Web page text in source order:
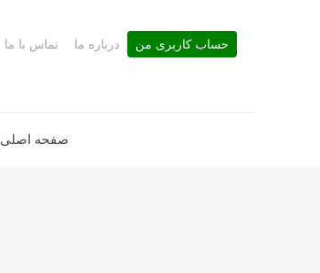
صفحه اصلی
حساب کاربری من درباره ما تماس با ما